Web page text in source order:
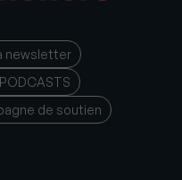
newsletter
de soutien